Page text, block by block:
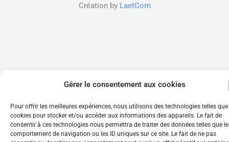
Gérer le consentement aux cookies
Pour offrir les meilleures expériences, nous utilisons des technologies telles que
cookies pour stocker et/ou accéder aux informations des appareils. Le fait de
consentir à ces technologies nous permettra de traiter des données telles que le
comportement de navigation ou les ID uniques sur ce site. Le fait de ne pas
Création by LaetCom